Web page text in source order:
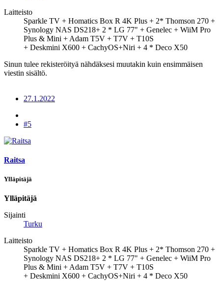
Laitteisto
Sparkle TV + Homatics Box R 4K Plus + 2* Thomson 270 +
Synology NAS DS218+ 2 * LG 77" + Genelec + WiiM Pro
Plus & Mini + Adam T5V + T7V + T10S
+ Deskmini X600 + CachyOS+Niri + 4 * Deco X50
Sinun tulee rekisteröityä nähdäksesi muutakin kuin ensimmäisen
viestin sisältö.
27.1.2022
#5
Raitsa
Ylläpitäjä
Ylläpitäjä
Sijainti
Turku
Laitteisto
Sparkle TV + Homatics Box R 4K Plus + 2* Thomson 270 +
Synology NAS DS218+ 2 * LG 77" + Genelec + WiiM Pro
Plus & Mini + Adam T5V + T7V + T10S
+ Deskmini X600 + CachyOS+Niri + 4 * Deco X50